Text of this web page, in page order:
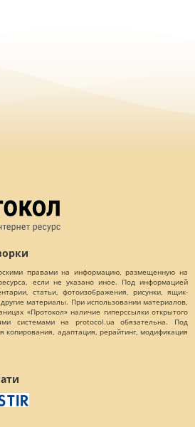
правами на информацию, размещенную на
если не указано иное. Под информацией
статьи, фотоизображения, рисунки, ящик-
материалы. При использовании материалов,
«Протокол» наличие гиперссылки открытого
системами на protocol.ua обязательна. Под
копирования, адаптация, рерайтинг, модификация